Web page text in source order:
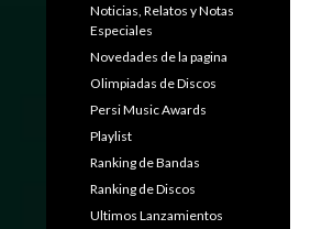
Noticias, Relatos y Notas
Especiales
Novedades de la pagina
Olimpiadas de Discos
Persi Music Awards
Playlist
Ranking de Bandas
Ranking de Discos
Ultimos Lanzamientos